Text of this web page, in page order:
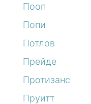
Пооп
Попи
Потлов
Прейде
Протизанс
Пруитт